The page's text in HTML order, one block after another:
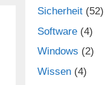
Sicherheit (52)
Software (4)
Windows (2)
Wissen (4)